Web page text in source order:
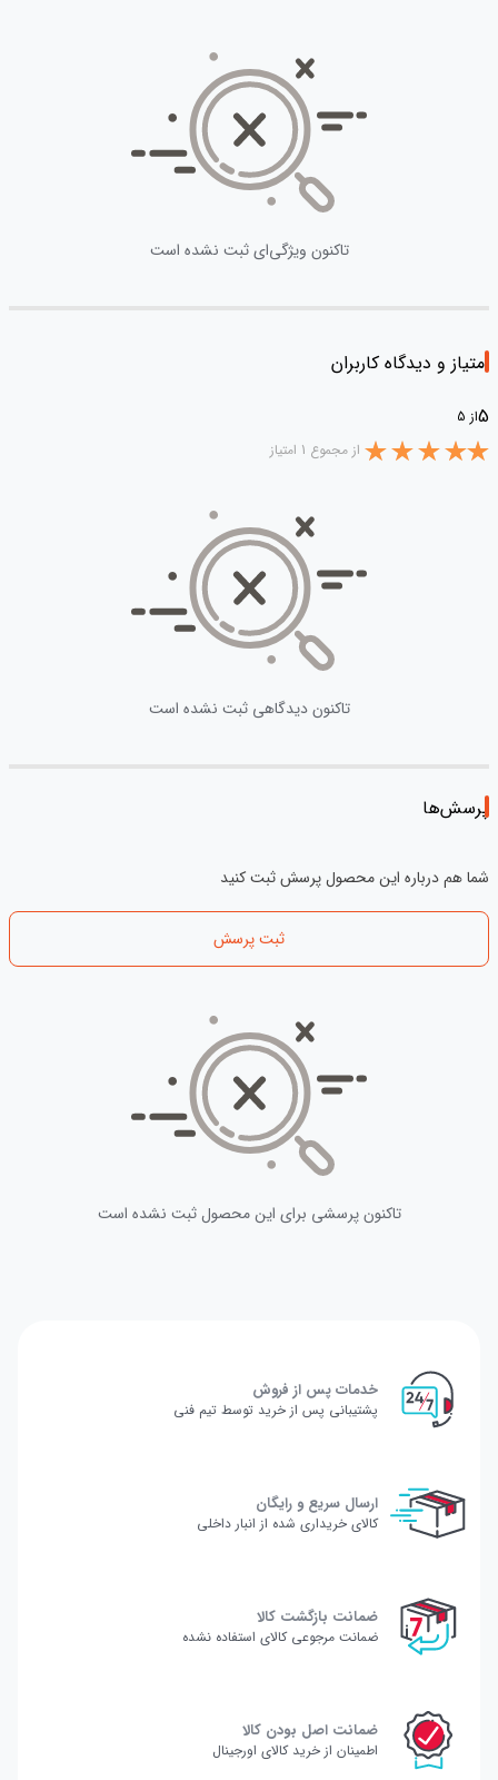
تاکنون ویژگی‌ای ثبت نشده است
امتیاز و دیدگاه کاربران
5از 5
از مجموع 1 امتیاز
تاکنون دیدگاهی ثبت نشده است
پرسش‌ها
شما هم درباره این محصول پرسش ثبت کنید
ثبت پرسش
تاکنون پرسشی برای این محصول ثبت نشده است
خدمات پس از فروش
پشتیبانی پس از خرید توسط تیم فنی
ارسال سریع و رایگان
کالای خریداری شده از انبار داخلی
ضمانت بازگشت کالا
ضمانت مرجوعی کالای استفاده نشده
ضمانت اصل بودن کالا
اطمینان از خرید کالای اورجینال